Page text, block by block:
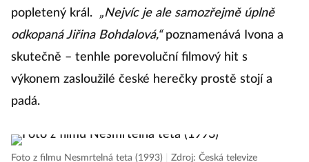
popletený král.
„Nejvíc je ale samozřejmě úplně
odkopaná Jiřina Bohdalová,“poznamenává Ivona a
skutečně – tenhle porevoluční filmový hit s
výkonem zasloužilé české herečky prostě stojí a
padá.
Foto z filmu Nesmrtelná teta (1993) Zdroj: Česká televize